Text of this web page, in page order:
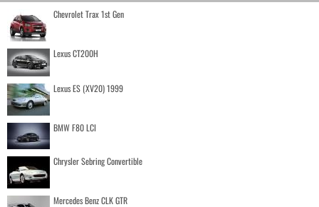
Chevrolet Trax 1st Gen
Lexus CT200H
Lexus ES (XV20) 1999
BMW F80 LCI
Chrysler Sebring Convertible
Mercedes Benz CLK GTR